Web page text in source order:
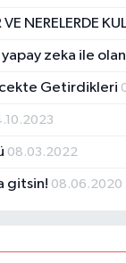
NERELERDE
zeka ile
Getirdikleri
08.03.2022
gitsin! 08.06.2020